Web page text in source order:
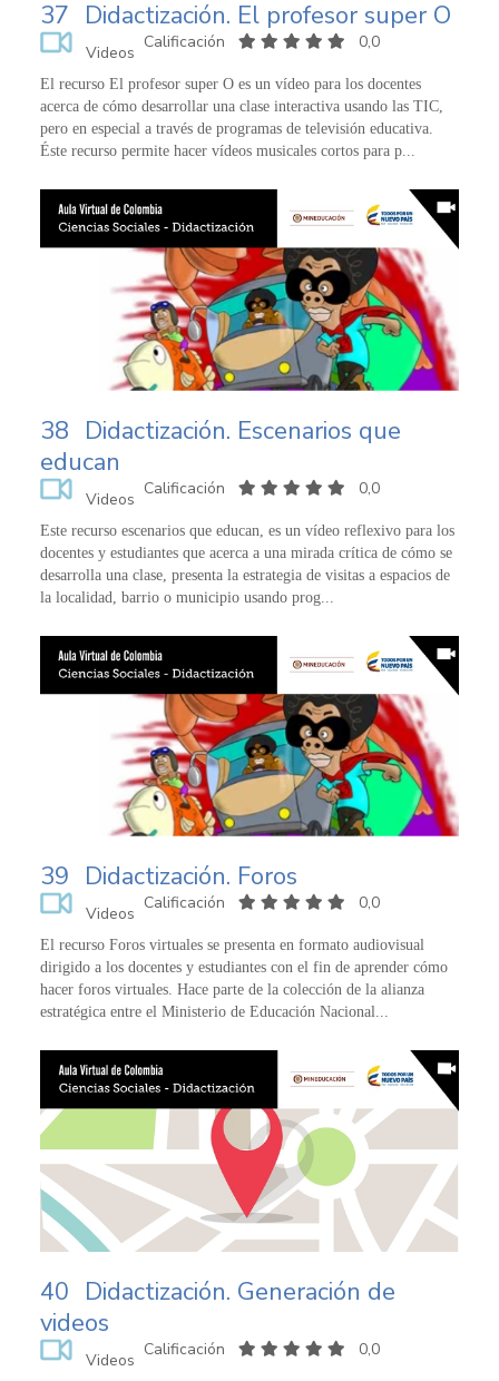
37 Didactización. El profesor super O
Videos
Calificación 0,0
El recurso El profesor super O es un vídeo para los docentes
acerca de cómo desarrollar una clase interactiva usando las TIC,
pero en especial a través de programas de televisión educativa.
Éste recurso permite hacer vídeos musicales cortos para p...
38 Didactización. Escenarios que
educan
Videos
Calificación 0,0
Este recurso escenarios que educan, es un vídeo reflexivo para los
docentes y estudiantes que acerca a una mirada crítica de cómo se
desarrolla una clase, presenta la estrategia de visitas a espacios de
la localidad, barrio o municipio usando prog...
39 Didactización. Foros
Videos
Calificación 0,0
El recurso Foros virtuales se presenta en formato audiovisual
dirigido a los docentes y estudiantes con el fin de aprender cómo
hacer foros virtuales. Hace parte de la colección de la alianza
estratégica entre el Ministerio de Educación Nacional...
40 Didactización. Generación de
videos
Videos
Calificación 0,0